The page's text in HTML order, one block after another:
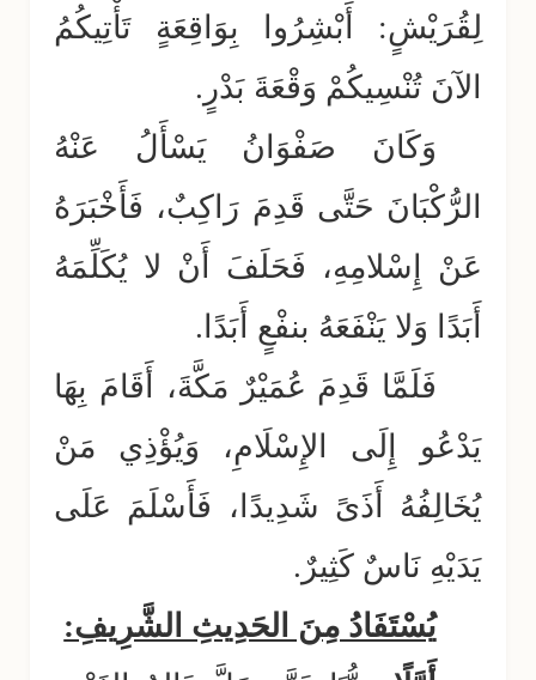
لِقُرَيْشٍ: أَبْشِرُوا بِوَاقِعَةٍ تَأْتِيكُمُ
الآنَ تُنْسِيكُمْ وَقْعَةَ بَدْرٍ.
وَكَانَ صَفْوَانُ يَسْأَلُ عَنْهُ
الرُّكْبَانَ حَتَّى قَدِمَ رَاكِبٌ، فَأَخْبَرَهُ
عَنْ إِسْلامِهِ، فَحَلَفَ أَنْ لا يُكَلِّمَهُ
أَبَدًا وَلا يَنْفَعَهُ بنفْعٍ أَبَدًا.
فَلَمَّا قَدِمَ عُمَيْرٌ مَكَّةَ، أَقَامَ بِهَا
يَدْعُو إِلَى الإِسْلَامِ، وَيُؤْذِي مَنْ
يُخَالِفُهُ أَذَىً شَدِيدًا، فَأَسْلَمَ عَلَى
يَدَيْهِ نَاسٌ كَثِيرٌ.
يُسْتَفَادُ مِنَ الحَدِيثِ الشَّرِيفِ: